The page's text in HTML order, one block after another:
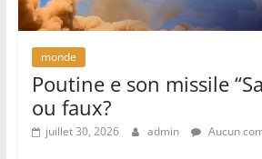
monde
Poutine e son missile
ou faux?
juillet 30, 2026 admin Aucun